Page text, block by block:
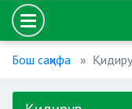
Бош саҳифа